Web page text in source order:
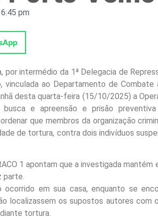
6:45 pm
por intermédio da 1ª Delegacia de
vinculada ao Departamento de Combate
desta quarta-feira (15/10/2025) a
e apreensão e prisão
que membros da organização
de tortura, contra dois indivíduos
1 apontam que a investigada
parte.
em sua casa, enquanto se
localizassem os supostos autores com
tortura.